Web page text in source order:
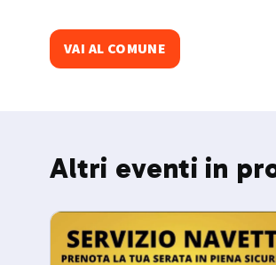
VAI AL COMUNE
Altri eventi in